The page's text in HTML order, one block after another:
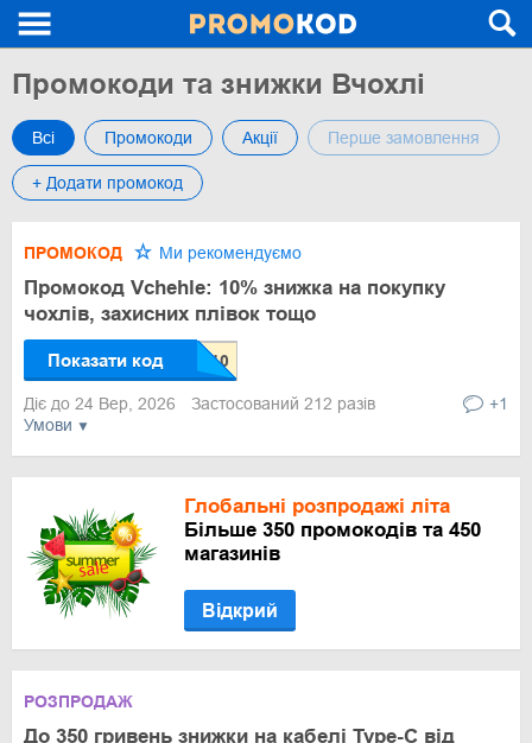
Промокоди та знижки Вчохлі
Всі Промокоди Акції Перше замовлення
+ Додати промокод
Умови
ПРОМОКОД Ми рекомендуємо
Промокод Vchehle: 10% знижка на покупку
чохлів, захисних плівок тощо
Показати код
Діє до 24 Вер, 2026 Застосований 212 разів +1
Глобальні розпродажі літа
Більше 350 промокодів та 450
магазинів
Відкрий
РОЗПРОДАЖ
До 350 гривень знижки на кабелі Type-C від